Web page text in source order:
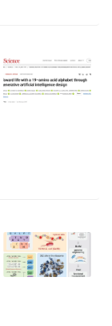
绘制构建“19 氨基
计出仅用19种氨基